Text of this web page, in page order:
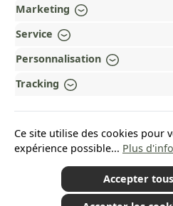
RÉCOMPENSÉ ET CERTIFIÉ !
POURQUOI HEAD&NATURE ?
OUR COMMUNITIES
*Tous les prix incluent la TVA plus les
livraison, sauf
© 2026 Plamundo GmbH - All Rights
Marketing
Service
Personnalisation
Tracking
Ce site utilise des cookies pour
expérience possible... Plus
Accepter